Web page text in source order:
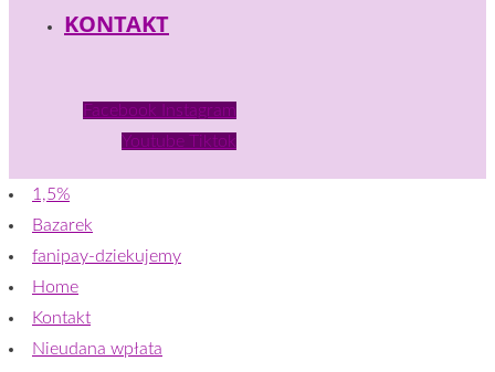
KONTAKT
Facebook
Instagram
Youtube Tiktok
1,5%
Bazarek
fanipay-dziekujemy
Home
Kontakt
Nieudana wpłata